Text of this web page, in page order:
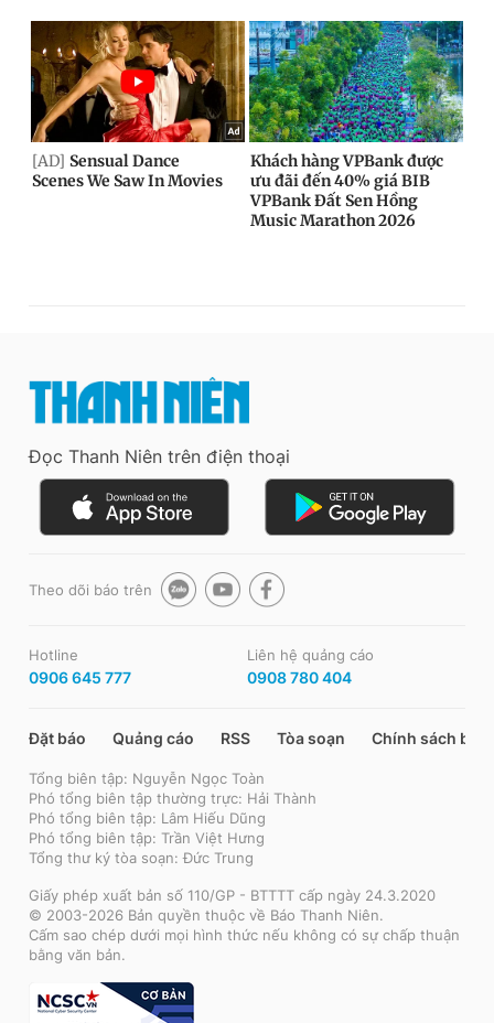
Đọc Thanh Niên trên điện thoại
Theo dõi báo trên
Hotline
0906 645 777
Liên hệ quảng cáo
0908 780 404
Đặt báo Quảng cáo RSS Tòa soạn Chính sách bảo
Tổng biên tập: Nguyễn Ngọc Toàn
Phó tổng biên tập thường trực: Hải Thành
Phó tổng biên tập: Lâm Hiếu Dũng
Phó tổng biên tập: Trần Việt Hưng
Tổng thư ký tòa soạn: Đức Trung
Giấy phép xuất bản số 110/GP - BTTTT cấp ngày 24.3.2020
© 2003-2026 Bản quyền thuộc về Báo Thanh Niên.
Cấm sao chép dưới mọi hình thức nếu không có sự chấp thuận
bằng văn bản.